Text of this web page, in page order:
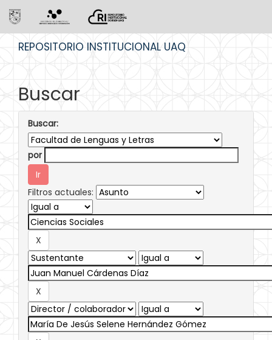
REPOSITORIO INSTITUCIONAL UAQ
Buscar
Buscar:
por
Filtros actuales: